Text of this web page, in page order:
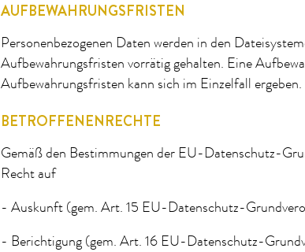
AUFBEWAHRUNGSFRISTEN
Personenbezogenen Daten werden in den
Aufbewahrungsfristen vorrätig gehalten. Eine
Aufbewahrungsfristen kann sich im Einzelfall ergeben.
BETROFFENENRECHTE
Gemäß den Bestimmungen der EU-Datenschutz-
Recht auf
- Auskunft (gem. Art. 15 EU-Datenschutz-
- Berichtigung (gem. Art. 16 EU-Datenschutz-